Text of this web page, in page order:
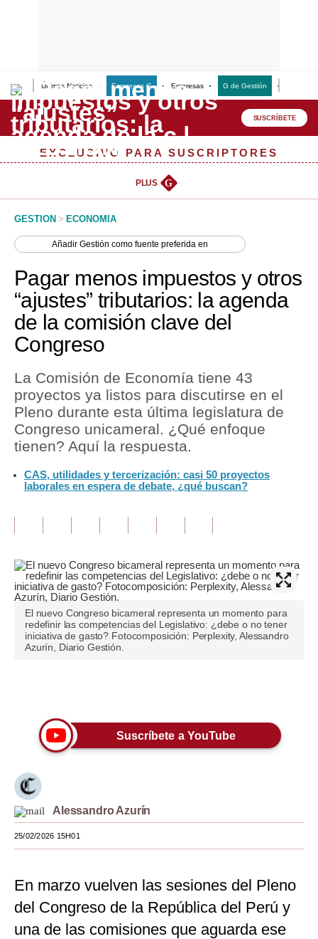
Últimas Noticias Empresas G Empresas G de Gestión
Lo último
Peru Quiosco
Management & Empleo
Perú
Política
Tu Dinero
Finanzas Personales
Inmobiliarias
Plus G
Editorial
Pregunta de hoy
Tendencias
Lujo
Viajes
EEUU
México
España
Club del Suscriptor
Mix
SUSCRÍBETE
EXCLUSIVO PARA SUSCRIPTORES
PLUS G
GESTION > ECONOMIA
AñadirGestión como fuente preferida en
Pagar menos impuestos y otros
“ajustes” tributarios: la agenda
de la comisión clave del
Congreso
La Comisión de Economía tiene 43
proyectos ya listos para discutirse en el
Pleno durante esta última legislatura de
Congreso unicameral. ¿Qué enfoque
tienen? Aquí la respuesta.
CAS, utilidades y tercerización: casi 50 proyectos
laborales en espera de debate, ¿qué buscan?
El nuevo Congreso bicameral representa un momento para
redefinir las competencias del Legislativo: ¿debe o no tener
iniciativa de gasto? Fotocomposición: Perplexity, Alessandro
Azurín, Diario Gestión.
Suscríbete a YouTube
Alessandro Azurín
25/02/2026 15H01
En marzo vuelven las sesiones del Pleno
del Congreso de la República del Perú y
una de las comisiones que aguarda ese